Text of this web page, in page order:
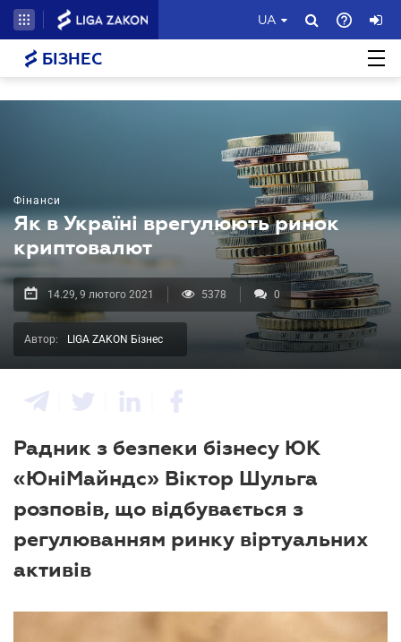
UA
БІЗНЕС
Фінанси
Як в Україні врегулюють ринок
криптовалют
14.29, 9 лютого 2021 5378 0
Автор: LIGA ZAKON Бізнес
Радник з безпеки бізнесу ЮК
«ЮніМайндс» Віктор Шульга
розповів, що відбувається з
регулюванням ринку віртуальних
активів